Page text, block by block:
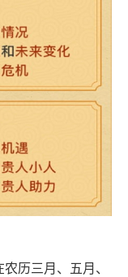
历三月、五月、